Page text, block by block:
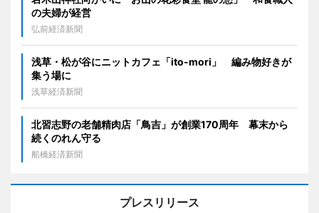
の夫婦が経営
弘前経済新聞
浅草・松が谷にニットカフェ「ito-mori」 編み物好きが
集う場に
浅草経済新聞
北習志野の老舗精肉店「鳥吉」が創業170周年 幕末から
続くのれん守る
船橋経済新聞
プレスリリース